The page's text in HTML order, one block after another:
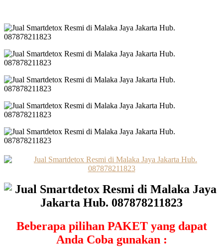
Beberapa pilihan PAKET yang dapat
Anda Coba gunakan :